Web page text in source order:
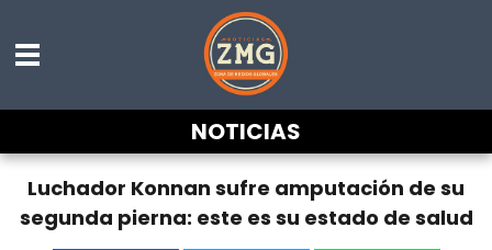
NOTICIAS
Luchador Konnan sufre amputación de su
segunda pierna: este es su estado de salud